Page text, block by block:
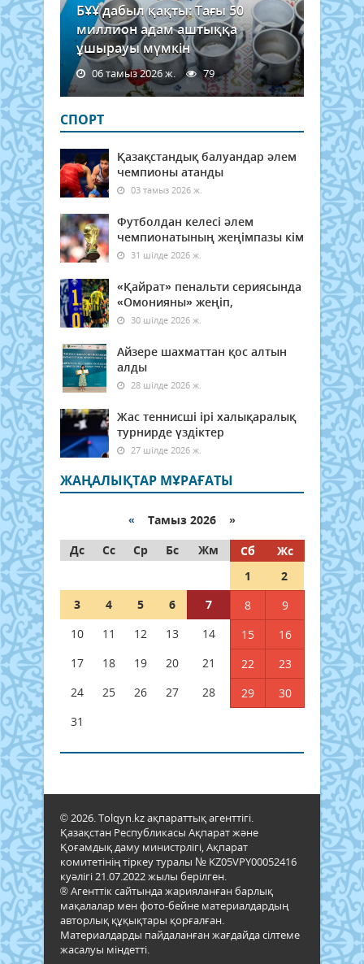
БҰҰ дабыл қақты: Тағы 50
миллион адам аштыққа
ұшырауы мүмкін
06 тамыз 2026 ж. 79
СПОРТ
Қазақстандық балуандар әлем
чемпионы атанды
03 тамыз 2026 ж.
Футболдан келесі әлем
чемпионатының жеңімпазы кім
31 шілде 2026 ж.
«Қайрат» пенальти сериясында
«Омонияны» жеңіп,
30 шілде 2026 ж.
Айзере шахматтан қос алтын
алды
28 шілде 2026 ж.
Жас теннисші ірі халықаралық
турнирде үздіктер
27 шілде 2026 ж.
ЖАҢАЛЫҚТАР МҰРАҒАТЫ
« Тамыз 2026 »
Дс
Сс Ср Бс Жм Сб
Жс
1
2
3
4 5 6 7 8
9
10
11 12 13 14 15
16
17
18 19 20 21 22
23
24
25 26 27 28 29
30
31
© 2026. Tolqyn.kz ақпараттық агенттігі.
Қазақстан Республикасы Ақпарат және
Қоғамдық даму министрлігі, Ақпарат
комитетінің тіркеу туралы № KZ05VPY00052416
куәлігі 21.07.2022 жылы берілген.
® Агенттік сайтында жарияланған барлық
мақалалар мен фото-бейне материалдардың
авторлық құқықтары қорғалған.
Материалдарды пайдаланған жағдайда сілтеме
жасалуы міндетті.